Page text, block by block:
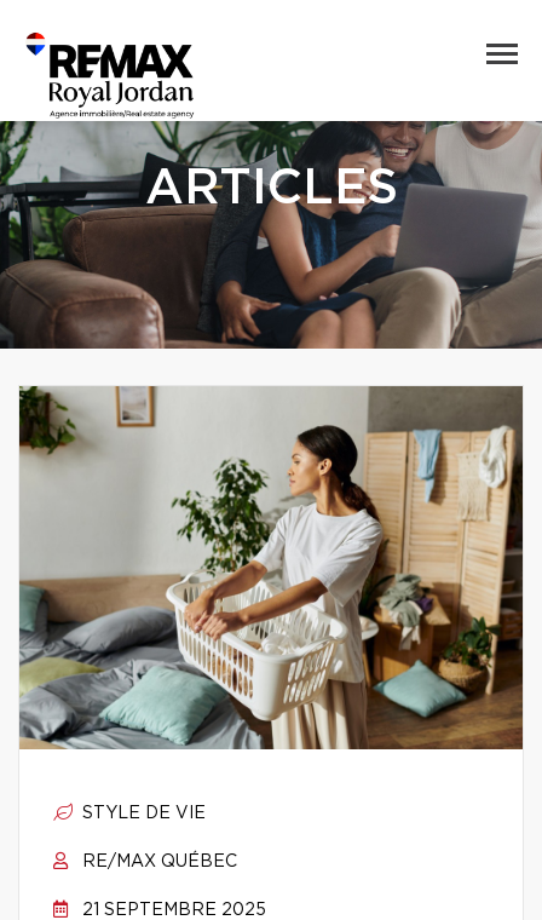
ARTICLES
STYLE DE VIE
RE/MAX QUÉBEC
21 SEPTEMBRE 2025